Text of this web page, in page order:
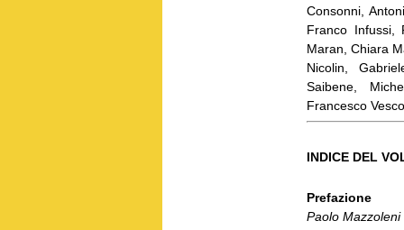
Consonni,
Franco Infussi,
Maran, Chiara
Nicolin,
Saibene,
Francesco
INDICE DEL
Prefazione
Paolo Mazzoleni